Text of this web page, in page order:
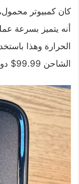
كان كمبيوتر
أنه يتميز بسرعة
الشاحن 99.99$ دولار أمريكي.